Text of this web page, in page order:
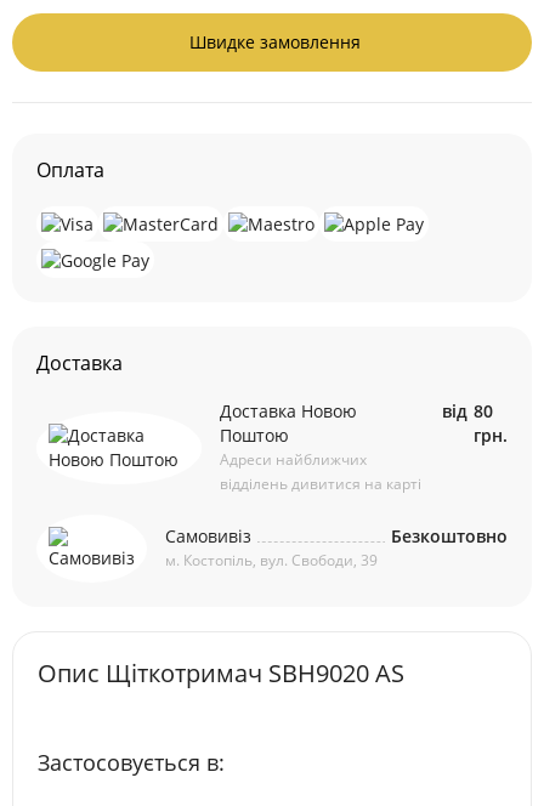
Швидке замовлення
Оплата
Доставка
Доставка Новою
Поштою
Адреси найближчих
відділень дивитися на карті
від 80
грн.
Самовивіз
м. Костопіль, вул. Свободи, 39
Безкоштовно
Опис Щіткотримач SBH9020 AS
Застосовується в: